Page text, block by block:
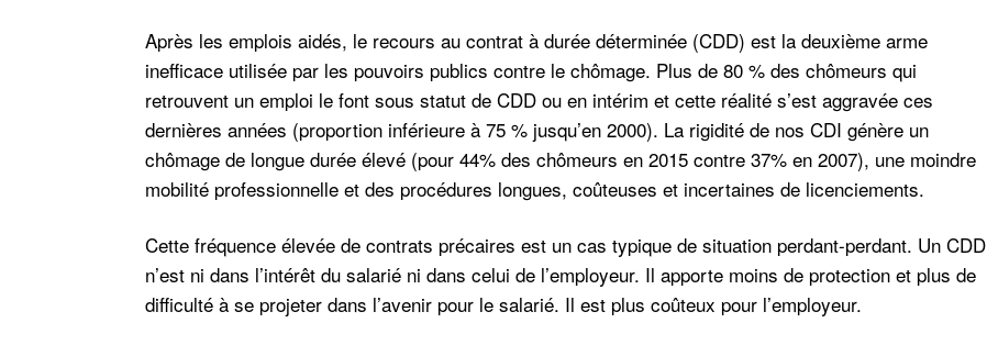
Après les emplois aidés, le recours au contrat à durée déterminée (CDD) est la deuxième arme
inefficace utilisée par les pouvoirs publics contre le chômage. Plus de 80 % des chômeurs qui
retrouvent un emploi le font sous statut de CDD ou en intérim et cette réalité s’est aggravée ces
dernières années (proportion inférieure à 75 % jusqu’en 2000). La rigidité de nos CDI génère un
chômage de longue durée élevé (pour 44% des chômeurs en 2015 contre 37% en 2007), une moindre
mobilité professionnelle et des procédures longues, coûteuses et incertaines de licenciements.
Cette fréquence élevée de contrats précaires est un cas typique de situation perdant-perdant. Un CDD
n’est ni dans l’intérêt du salarié ni dans celui de l’employeur. Il apporte moins de protection et plus de
difficulté à se projeter dans l’avenir pour le salarié. Il est plus coûteux pour l’employeur.